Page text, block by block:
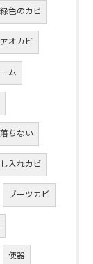
緑色のカビ
アオカビ
ム
落ちない
入れカビ
ブーツカビ
便器